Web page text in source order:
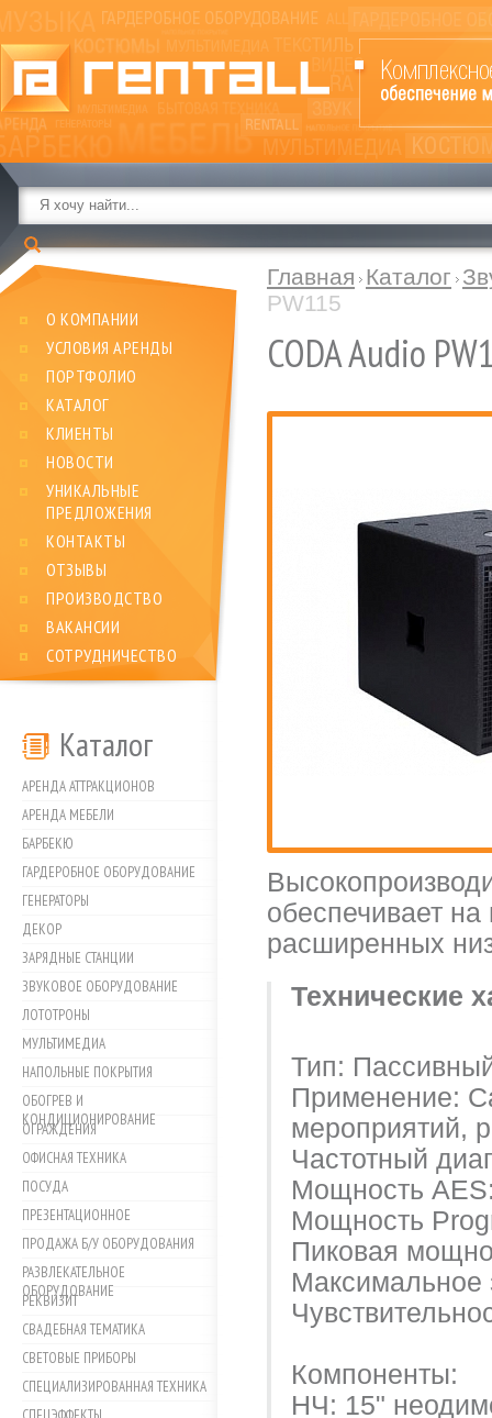
О КОМПАНИИ
УСЛОВИЯ АРЕНДЫ
ПОРТФОЛИО
КАТАЛОГ
КЛИЕНТЫ
НОВОСТИ
УНИКАЛЬНЫЕ
ПРЕДЛОЖЕНИЯ
КОНТАКТЫ
ОТЗЫВЫ
ПРОИЗВОДСТВО
ВАКАНСИИ
СОТРУДНИЧЕСТВО
Каталог
АРЕНДА АТТРАКЦИОНОВ
АРЕНДА МЕБЕЛИ
БАРБЕКЮ
ГАРДЕРОБНОЕ ОБОРУДОВАНИЕ
ГЕНЕРАТОРЫ
ДЕКОР
ЗАРЯДНЫЕ СТАНЦИИ
ЗВУКОВОЕ ОБОРУДОВАНИЕ
ЛОТОТРОНЫ
МУЛЬТИМЕДИА
НАПОЛЬНЫЕ ПОКРЫТИЯ
ОБОГРЕВ И
КОНДИЦИОНИРОВАНИЕ
ОГРАЖДЕНИЯ
ОФИСНАЯ ТЕХНИКА
ПОСУДА
ПРЕЗЕНТАЦИОННОЕ
ПРОДАЖА Б/У ОБОРУДОВАНИЯ
РАЗВЛЕКАТЕЛЬНОЕ
ОБОРУДОВАНИЕ
РЕКВИЗИТ
СВАДЕБНАЯ ТЕМАТИКА
СВЕТОВЫЕ ПРИБОРЫ
СПЕЦИАЛИЗИРОВАННАЯ ТЕХНИКА
Главная Каталог
PW115
CODA Audio
обеспечивает
расширенных
Технические
Тип:
Применение:
мероприятий,
Частотный
Мощность
Мощность
Пиковая
Максимальное
Компоненты:
НЧ: 15"